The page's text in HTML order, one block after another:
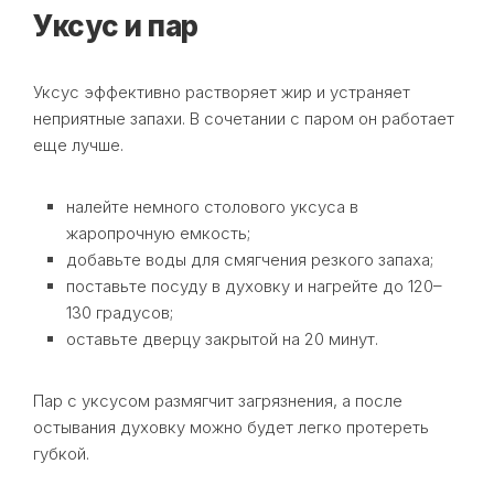
Уксус и пар
Уксус эффективно растворяет жир и устраняет
неприятные запахи. В сочетании с паром он работает
еще лучше.
налейте немного столового уксуса в
жаропрочную емкость;
добавьте воды для смягчения резкого запаха;
поставьте посуду в духовку и нагрейте до 120–
130 градусов;
оставьте дверцу закрытой на 20 минут.
Пар с уксусом размягчит загрязнения, а после
остывания духовку можно будет легко протереть
губкой.